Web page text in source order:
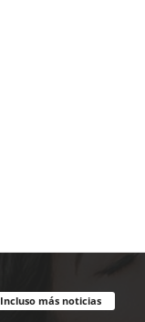
Incluso más noticias